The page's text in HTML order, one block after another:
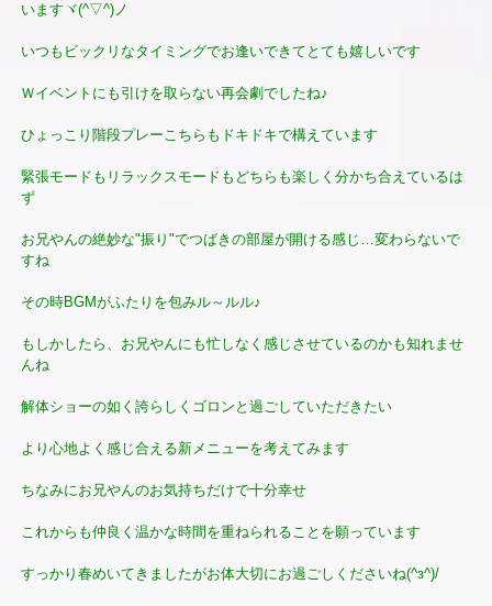
いますヾ(^▽^)ノ
いつもビックリなタイミングでお逢いできてとても嬉しいです
Ｗイベントにも引けを取らない再会劇でしたね♪
ひょっこり階段プレーこちらもドキドキで構えています
緊張モードもリラックスモードもどちらも楽しく分かち合えているは
ず
お兄やんの絶妙な"振り"でつばきの部屋が開ける感じ…変わらないで
すね
その時BGMがふたりを包みル～ルル♪
もしかしたら、お兄やんにも忙しなく感じさせているのかも知れませ
んね
解体ショーの如く誇らしくゴロンと過ごしていただきたい
より心地よく感じ合える新メニューを考えてみます
ちなみにお兄やんのお気持ちだけで十分幸せ
これからも仲良く温かな時間を重ねられることを願っています
すっかり春めいてきましたがお体大切にお過ごしくださいね(^з^)/